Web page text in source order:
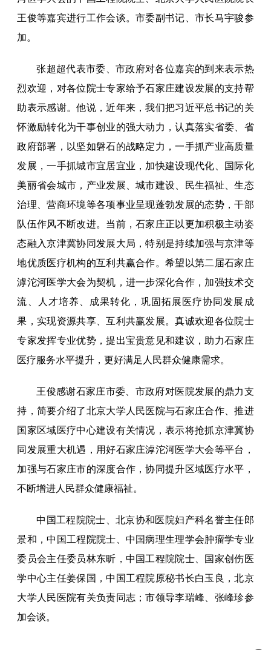
王俊等嘉宾进行工作会谈。市委副书记、市长马宇骏参
加。
张超超代表市委、市政府对各位嘉宾的到来表示热
烈欢迎，对各位院士专家给予石家庄建设发展的支持帮
助表示感谢。他说，近年来，我们把习近平总书记的关
怀激励转化为干事创业的强大动力，认真落实省委、省
政府部署，以坚如磐石的战略定力，一手抓产业高质量
发展，一手抓城市宜居宜业，加快建设现代化、国际化
美丽省会城市，产业发展、城市建设、民生福祉、生态
治理、营商环境等各项事业呈现蓬勃发展的态势，干部
队伍作风不断改进。当前，石家庄正以更加积极主动姿
态融入京津冀协同发展大局，特别是持续加强与京津等
地优质医疗机构的互利共赢合作。希望以第二届石家庄
滹沱河医学大会为契机，进一步深化合作，加强技术交
流、人才培养、成果转化，巩固拓展医疗协同发展成
果，实现资源共享、互利共赢发展。真诚欢迎各位院士
专家发挥专业优势，提出宝贵意见和建议，助力石家庄
医疗服务水平提升，更好满足人民群众健康需求。
王俊感谢石家庄市委、市政府对医院发展的鼎力支
持，简要介绍了北京大学人民医院与石家庄合作、推进
国家区域医疗中心建设有关情况，表示将抢抓京津冀协
同发展重大机遇，用好石家庄滹沱河医学大会等平台，
加强与石家庄市的深度合作，协同提升区域医疗水平，
不断增进人民群众健康福祉。
中国工程院院士、北京协和医院妇产科名誉主任郎
景和，中国工程院院士、中国病理生理学会肿瘤学专业
委员会主任委员林东昕，中国工程院院士、国家创伤医
学中心主任姜保国，中国工程院原秘书长白玉良，北京
大学人民医院有关负责同志；市领导李瑞峰、张峰珍参
加会谈。